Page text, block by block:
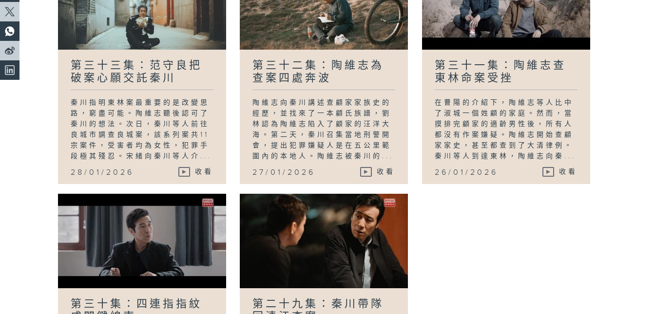
第三十三集：范守良把
破案心願交託秦川
秦川指明東林案最重要的是改變思
路，窮盡可能。陶維志聽後認可了
秦川的想法。次日，秦川等人前往
良城市調查良城案，該系列案共11
宗案件，受害者均為女性，犯罪手
段極其殘忍。宋緒向秦川等人介...
28/01/2026 收看
第三十二集：陶維志為
查案四處奔波
陶維志向秦川講述查顧家家族史的
經歷，並找來了一本顧氏族譜，劉
林認為陶維志陷入了顧家的汪洋大
海。第二天，秦川召集當地刑警開
會，提出犯罪嫌疑人是在五公里範
圍內的本地人。陶維志被秦川的...
27/01/2026 收看
第三十一集：陶維志查
東林命案受挫
在曹陽的介紹下，陶維志等人比中
了淑城一個姓顧的家庭。然而，當
摸排完顧家的適齡男性後，所有人
都沒有作案嫌疑。陶維志開始查顧
家家史，甚至都查到了大清律例。
秦川等人到達東林，陶維志向秦...
26/01/2026 收看
第三十集：四連指指紋
第二十九集：秦川帶隊